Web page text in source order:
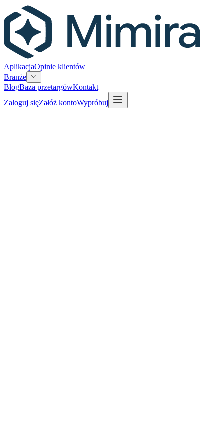
AplikacjaOpinie klientów
Branże
BlogBaza przetargówKontakt
Zaloguj sięZałóż kontoWypróbuj